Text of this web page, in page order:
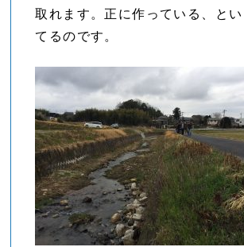
取れます。正に作っている、と
てるのです。